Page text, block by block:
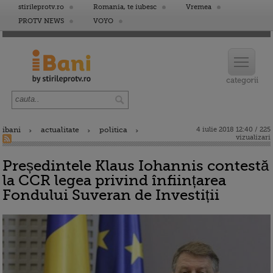
stirileprotv.ro Romania, te iubesc
Vremea
PROTV NEWS
VOYO
ibani actualitate politica
4 iulie 2018 12:40 / 225
vizualizari
Președintele Klaus Iohannis contestă
la CCR legea privind înființarea
Fondului Suveran de Investiții